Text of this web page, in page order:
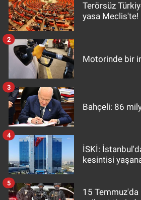
Terörsüz
yasa
Motorinde bir
2
Bahçeli: 86
3
İSKİ:
kesintisi
4
15 Temmuz'da
5